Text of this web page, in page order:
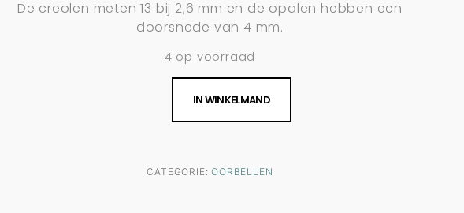
De creolen meten 13 bij 2,6 mm en de opalen hebben een
doorsnede van 4 mm.
4 op voorraad
IN WINKELMAND
CATEGORIE:OORBELLEN